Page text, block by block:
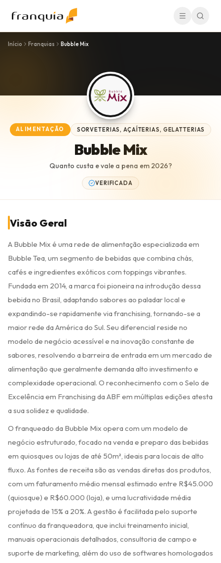
Início Franquias Bubble Mix
ALIMENTAÇÃO SORVETERIAS, AÇAÍTERIAS, GELATTERIAS
Bubble Mix
Quanto custa e vale a pena em 2026?
VERIFICADA
Visão Geral
A Bubble Mix é uma rede de alimentação especializada em
Bubble Tea, um segmento de bebidas que combina chás,
cafés e ingredientes exóticos com toppings vibrantes.
Fundada em 2014, a marca foi pioneira na introdução dessa
bebida no Brasil, adaptando sabores ao paladar local e
expandindo-se rapidamente via franchising, tornando-se a
maior rede da América do Sul. Seu diferencial reside no
modelo de negócio acessível e na inovação constante de
sabores, resolvendo a barreira de entrada em um mercado de
alimentação que geralmente demanda alto investimento e
complexidade operacional. O reconhecimento com o Selo de
Excelência em Franchising da ABF em múltiplas edições atesta
a sua solidez e qualidade.
O franqueado da Bubble Mix opera com um modelo de
negócio estruturado, focado na venda e preparo das bebidas
em quiosques ou lojas de até 50m², ideais para locais de alto
fluxo. As fontes de receita são as vendas diretas dos produtos,
com um faturamento médio mensal estimado entre R$45.000
(quiosque) e R$60.000 (loja), e uma lucratividade média
projetada de 15% a 20%. A gestão é facilitada pelo suporte
contínuo da franqueadora, que inclui treinamento inicial,
manuais operacionais detalhados, consultoria de campo e
suporte de marketing, além do uso de softwares homologados